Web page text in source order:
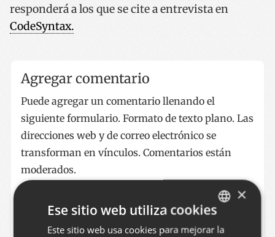
responderá a los que se cite a entrevista en
CodeSyntax.
Agregar comentario
Puede agregar un comentario llenando el
siguiente formulario. Formato de texto plano. Las
direcciones web y de correo electrónico se
transforman en vínculos. Comentarios están
moderados.
Nombre
BASQUE
×
Ese sitio web utiliza cookies
Este sitio web usa cookies para mejorar la